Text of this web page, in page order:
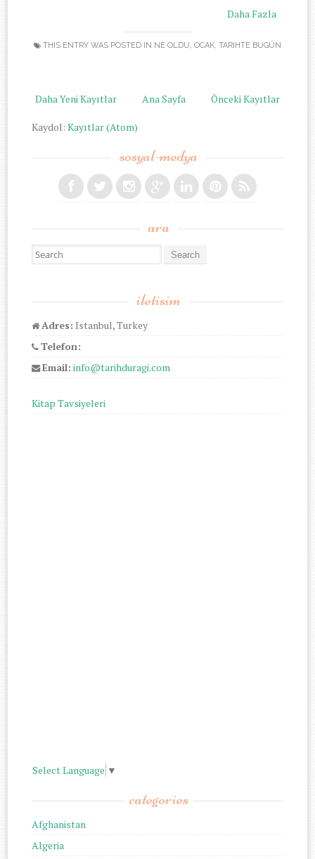
Daha Fazla
THIS ENTRY WAS POSTED IN NE OLDU, OCAK, TARIHTE BUGÜN
Daha Yeni Kayıtlar Önceki Kayıtlar
Ana Sayfa
Kaydol:Kayıtlar (Atom)
sosyal-medya
ara
Search for:
iletisim
Adres: Istanbul, Turkey
Telefon:
Email: info@tarihduragi.com
Kitap Tavsiyeleri
Select Language ▼
categories
Afghanistan
Algeria